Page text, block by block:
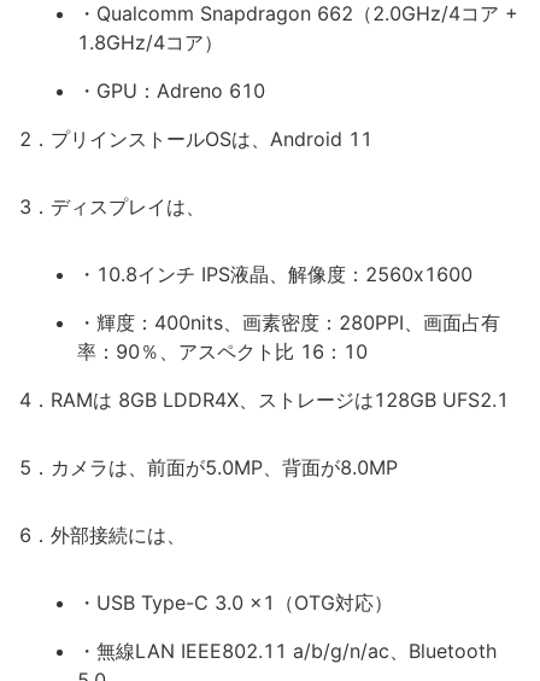
・Qualcomm Snapdragon 662（2.0GHz/4コア +
1.8GHz/4コア）
・GPU：Adreno 610
2．プリインストールOSは、Android 11
3．ディスプレイは、
・10.8インチ IPS液晶、解像度：2560x1600
・輝度：400nits、画素密度：280PPI、画面占有
率：90％、アスペクト比 16：10
4．RAMは 8GB LDDR4X、ストレージは128GB UFS2.1
5．カメラは、前面が5.0MP、背面が8.0MP
6．外部接続には、
・USB Type-C 3.0 x1（OTG対応）
・無線LAN IEEE802.11 a/b/g/n/ac、Bluetooth